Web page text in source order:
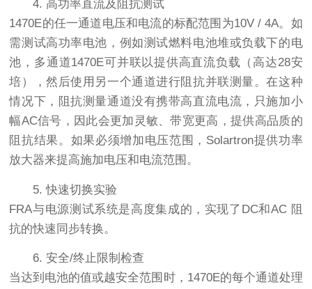
4. 高功率直流及阻抗测试
1470E的任一通道电压和电流的标配范围为10V / 4A。如
需测试高功率电池，例如测试燃料电池堆或负载下的电
池，多通道1470E可并联以提供高直流负载（高达28安
培），然后使用另一个通道进行阻抗并联测量。在这种
情况下，阻抗测量通道没有携带高直流电流，只施加小
幅AC信号，因此会更加灵敏、带宽更高，提供高品质的
阻抗结果。如果必须增加电压范围，Solartron提供功率
放大器来提高施加电压和电流范围。
5. 快速切换实验
FRA与电源测试系统是高度集成的，实现了DC和AC 阻
抗的快速同步转换。
6. 安全/终止限制检查
当达到电池的值或越安全范围时，1470E的每个通道处理